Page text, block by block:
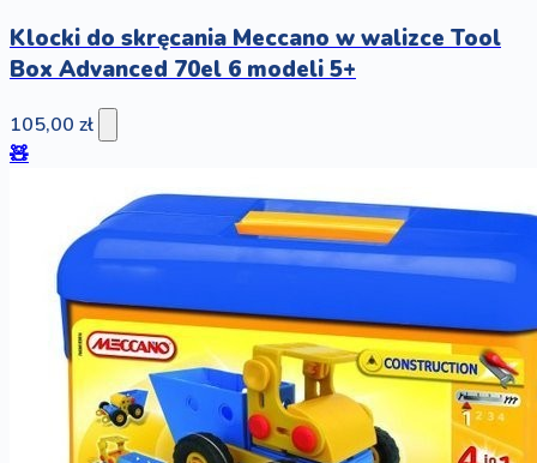
Klocki do skręcania Meccano w walizce Tool
Box Advanced 70el 6 modeli 5+
105,00 zł
🧸